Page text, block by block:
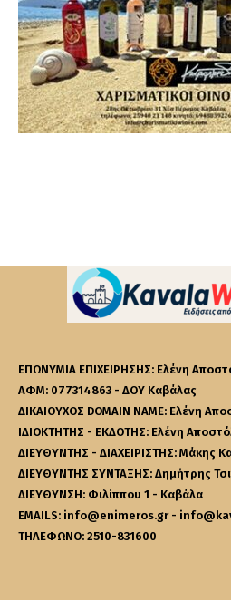
ΕΠΩΝΥΜΙΑ ΕΠΙΧΕΙΡΗΣΗΣ: Ελένη
ΑΦΜ: 077314863 - ΔΟΥ Καβάλας
ΔΙΚΑΙΟΥΧΟΣ DOMAIN NAME: Ελένη
ΙΔΙΟΚΤΗΤΗΣ - ΕΚΔΟΤΗΣ: Ελένη
ΔΙΕΥΘΥΝΤΗΣ - ΔΙΑΧΕΙΡΙΣΤΗΣ: Μάκης
ΔΙΕΥΘΥΝΤΗΣ ΣΥΝΤΑΞΗΣ: Δημήτρης
ΔΙΕΥΘΥΝΣΗ: Φιλίππου 1 - Καβάλα
EMAILS: info@enimeros.gr -
ΤΗΛΕΦΩΝΟ: 2510-831600